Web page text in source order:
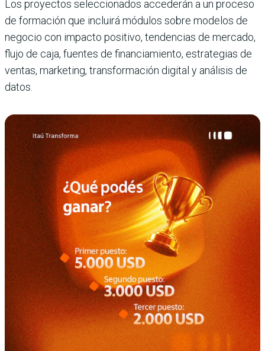
Los proyectos seleccionados accederán a un proceso
de formación que incluirá módulos sobre modelos de
negocio con impacto positivo, tendencias de mercado,
flujo de caja, fuentes de financiamiento, estrategias de
ventas, marketing, transformación digital y análisis de
datos.